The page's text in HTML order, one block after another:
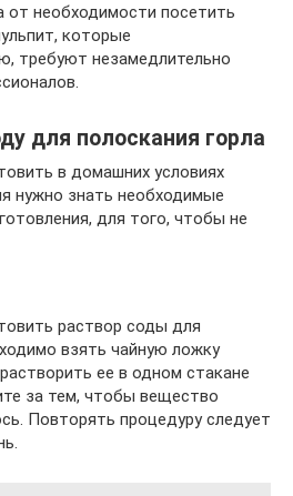
от необходимости посетить
которые
требуют незамедлительно
для полоскания горла
в домашних условиях
нужно знать необходимые
для того, чтобы не
раствор соды для
взять чайную ложку
ее в одном стакане
за тем, чтобы вещество
Повторять процедуру следует